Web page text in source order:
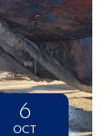
6
OCT